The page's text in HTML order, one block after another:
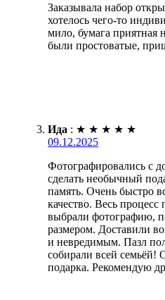
Заказывала набор
хотелось чего-то
мило, бумага приятная
были простоватые,
Ида : ★ ★ ★ ★ ★
09.12.2025
Фотографировались с
сделать необычный
память. Очень быстро
качество. Весь
выбрали фотографию,
размером. Доставили
и невредимым. Пазл
собирали всей семьёй!
подарка. Рекомендую